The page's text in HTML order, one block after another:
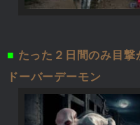
■ たった２日間のみ目撃
ドーバーデーモン